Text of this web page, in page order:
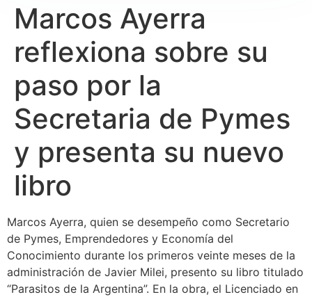
Marcos Ayerra
reflexiona sobre su
paso por la
Secretaria de Pymes
y presenta su nuevo
libro
Marcos Ayerra, quien se desempeño como Secretario
de Pymes, Emprendedores y Economía del
Conocimiento durante los primeros veinte meses de la
administración de Javier Milei, presento su libro titulado
“Parasitos de la Argentina”. En la obra, el Licenciado en